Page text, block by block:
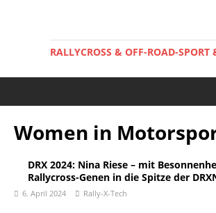
RALLYCROSS & OFF-ROAD-SPORT
Women in
DRX 2024: Nina Riese – mit
Rallycross-Genen in die Spitze der
6. April 2024 Rally-X-Tech